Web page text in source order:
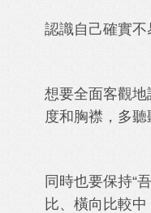
認識自己確實不
想要全面客觀
度和胸襟，多聽
同時也要保持“
比、橫向比較